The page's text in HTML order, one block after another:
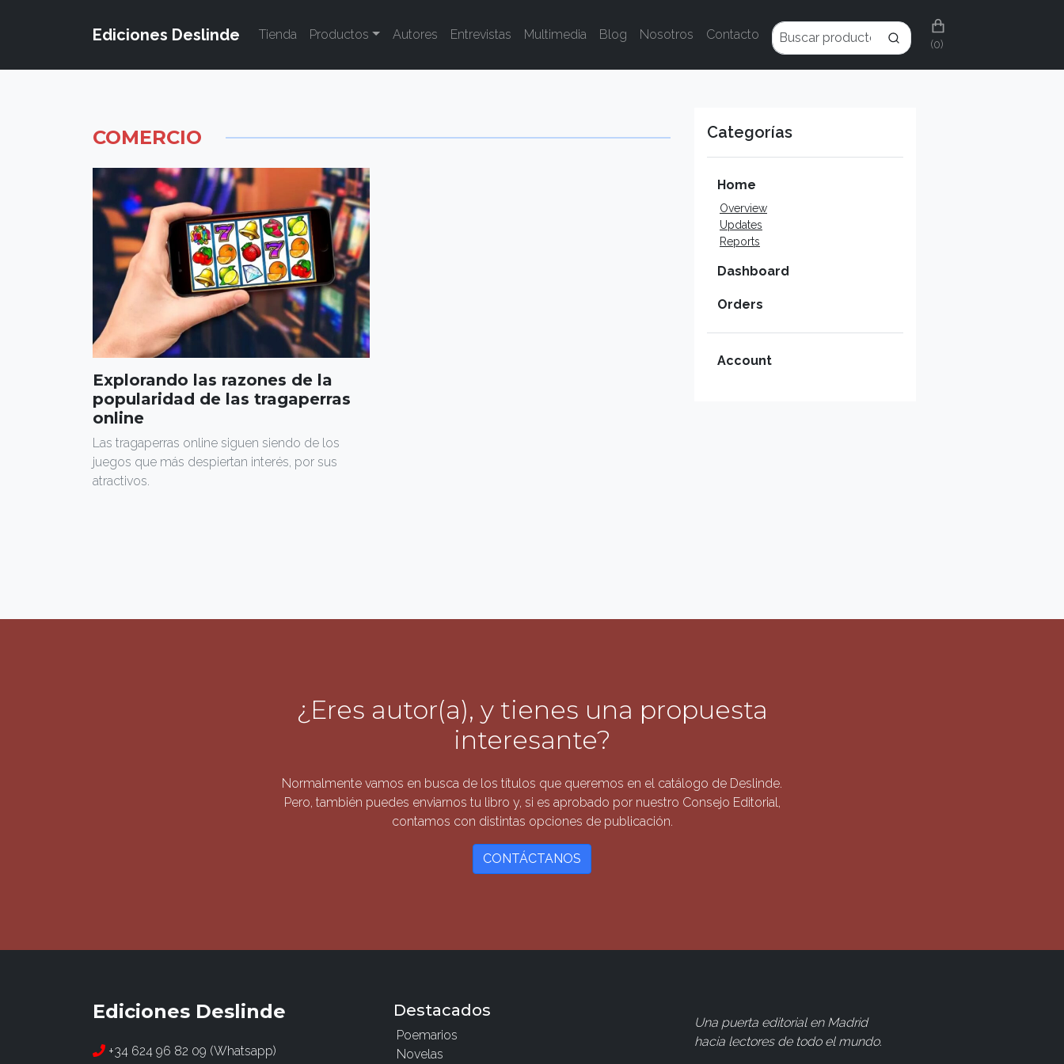
Ediciones Deslinde (0)
Tienda Productos Autores Entrevistas Multimedia Blog Nosotros Contacto
COMERCIO
Explorando las razones de la
popularidad de las tragaperras
online
Las tragaperras online siguen siendo de los
juegos que más despiertan interés, por sus
atractivos.
Categorías
Home
Overview
Updates
Reports
Dashboard
Orders
Account
¿Eres autor(a), y tienes una propuesta
interesante?
Normalmente vamos en busca de los títulos que queremos en el catálogo de Deslinde.
Pero, también puedes enviarnos tu libro y, si es aprobado por nuestro Consejo Editorial,
contamos con distintas opciones de publicación.
CONTÁCTANOS
Ediciones Deslinde
+34 624 96 82 09 (Whatsapp)
Destacados
Poemarios
Novelas
Una puerta editorial en Madrid
hacia lectores de todo el mundo.